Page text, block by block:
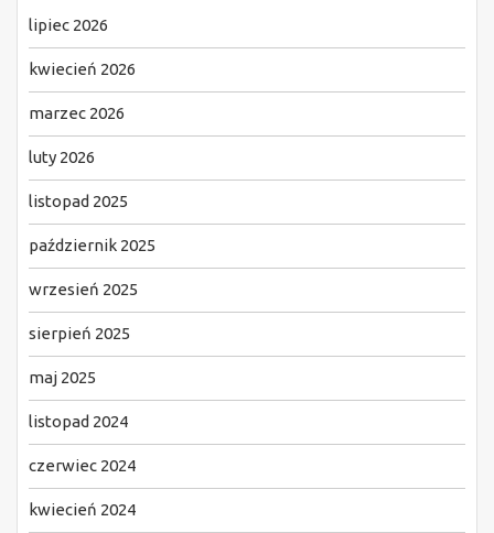
lipiec 2026
kwiecień 2026
marzec 2026
luty 2026
listopad 2025
październik 2025
wrzesień 2025
sierpień 2025
maj 2025
listopad 2024
czerwiec 2024
kwiecień 2024